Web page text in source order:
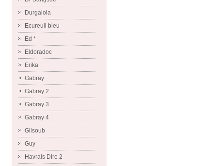
Durgalola
Ecureuil bleu
Ed *
Eldoradoc
Erika
Gabray
Gabray 2
Gabray 3
Gabray 4
Gilsoub
Guy
Havrais Dire 2